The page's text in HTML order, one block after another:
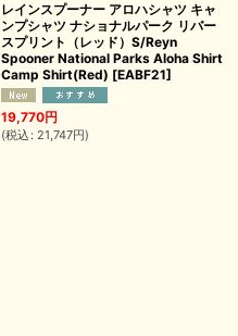
レインスプーナー アロハシャツ キャ
ンプシャツ ナショナルパーク リバー
スプリント（レッド）S/Reyn
Spooner National Parks Aloha Shirt
Camp Shirt(Red) [EABF21]
19,770円
(税込 : 21,747円)